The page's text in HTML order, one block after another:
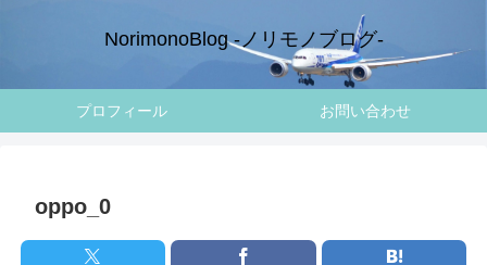
NorimonoBlog -ノリモノブログ-
プロフィール お問い合わせ
oppo_0